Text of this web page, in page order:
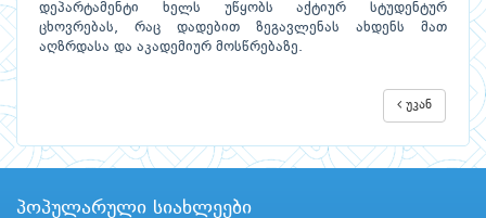
დეპარტამენტი ხელს უწყობს აქტიურ სტუდენტურ
ცხოვრებას, რაც დადებით ზეგავლენას ახდენს მათ
აღზრდასა და აკადემიურ მოსწრებაზე.
უკან
პოპულარული სიახლეები